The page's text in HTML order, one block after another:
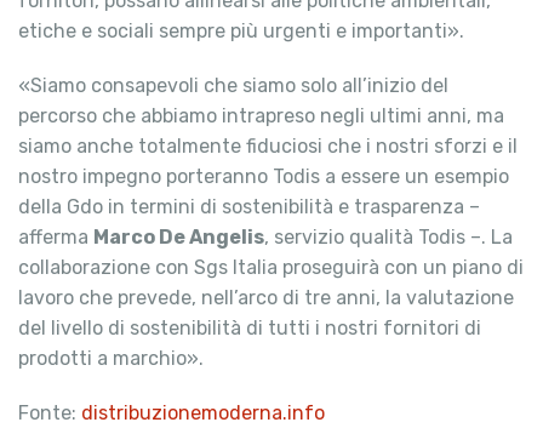
etiche e sociali sempre più urgenti e importanti».
«Siamo consapevoli che siamo solo all’inizio del
percorso che abbiamo intrapreso negli ultimi anni, ma
siamo anche totalmente fiduciosi che i nostri sforzi e il
nostro impegno porteranno Todis a essere un esempio
della Gdo in termini di sostenibilità e trasparenza –
afferma Marco De Angelis, servizio qualità Todis –. La
collaborazione con Sgs Italia proseguirà con un piano di
lavoro che prevede, nell’arco di tre anni, la valutazione
del livello di sostenibilità di tutti i nostri fornitori di
prodotti a marchio».
Fonte: distribuzionemoderna.info